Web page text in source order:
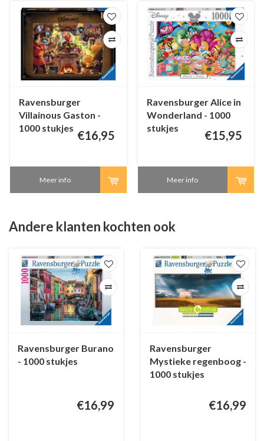
Ravensburger
Villainous Gaston -
1000 stukjes
€16,95
Meer info
Ravensburger Alice in
Wonderland - 1000
stukjes
€15,95
Meer info
Andere klanten kochten ook
Ravensburger Burano
- 1000 stukjes
€16,99
Ravensburger
Mystieke regenboog -
1000 stukjes
€16,99